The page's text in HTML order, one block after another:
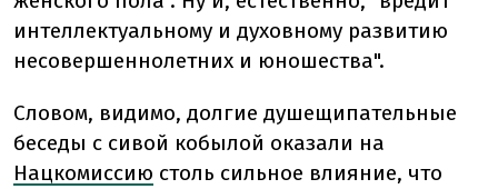
интеллектуальному и духовному развитию
несовершеннолетних и юношества".
Словом, видимо, долгие душещипательные
беседы с сивой кобылой оказали на
Нацкомиссию столь сильное влияние, что